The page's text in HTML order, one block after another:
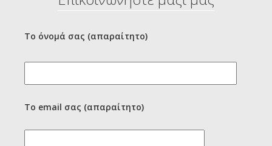
Το όνομά σας (απαραίτητο)
Το email σας (απαραίτητο)